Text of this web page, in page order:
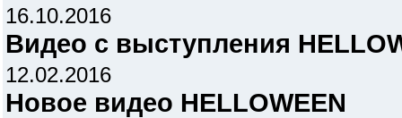
16.10.2016
Видео с выступления
12.02.2016
Новое видео HELLOWEEN